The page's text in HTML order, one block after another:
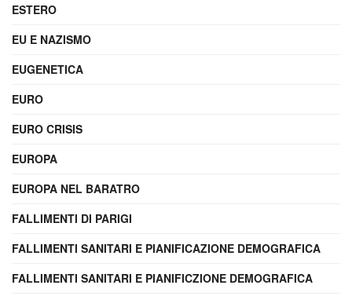
ESTERO
EU E NAZISMO
EUGENETICA
EURO
EURO CRISIS
EUROPA
EUROPA NEL BARATRO
FALLIMENTI DI PARIGI
FALLIMENTI SANITARI E PIANIFICAZIONE DEMOGRAFICA
FALLIMENTI SANITARI E PIANIFICZIONE DEMOGRAFICA